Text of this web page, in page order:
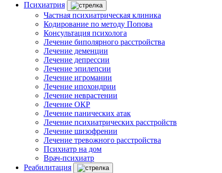
Психиатрия
Частная психиатрическая клиника
Кодирование по методу Попова
Консультация психолога
Лечение биполярного расстройства
Лечение деменции
Лечение депрессии
Лечение эпилепсии
Лечение игромании
Лечение ипохондрии
Лечение неврастении
Лечение ОКР
Лечение панических атак
Лечение психиатрических расстройств
Лечение шизофрении
Лечение тревожного расстройства
Психиатр на дом
Врач-психиатр
Реабилитация